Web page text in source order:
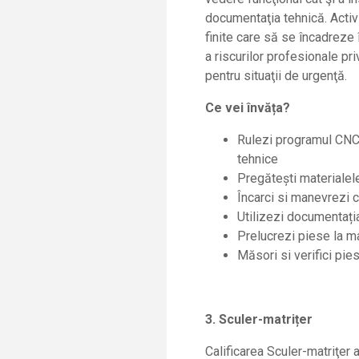
documentaţia tehnică.
finite care să se încadreze
a riscurilor profesionale
pentru situaţii de urgenţă.
Ce vei învăța?
Rulezi programul
tehnice
Pregătești
Încarci si manevrezi
Utilizezi
Prelucrezi piese la
Măsori si verifici
3. Sculer-matrițer
Calificarea Sculer-matriţer